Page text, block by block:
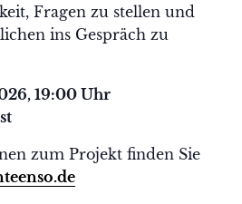
Fragen zu stellen und
ins Gespräch zu
19:00 Uhr
zum Projekt finden Sie